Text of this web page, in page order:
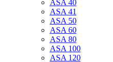
ASA 40
ASA 41
ASA 50
ASA 60
ASA 80
ASA 100
ASA 120